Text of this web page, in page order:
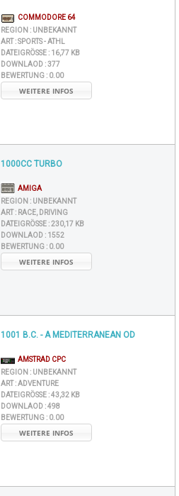
COMMODORE 64
REGION : UNBEKANNT
ART :SPORTS - ATHL
DATEIGRÖSSE : 16,77 KB
DOWNLAOD :377
BEWERTUNG : 0.00
WEITERE INFOS
1000CC TURBO
AMIGA
REGION : UNBEKANNT
ART : RACE, DRIVING
DATEIGRÖSSE : 230,17 KB
DOWNLAOD : 1552
BEWERTUNG : 0.00
WEITERE INFOS
1001 B.C. - A MEDITERRANEAN OD
AMSTRAD CPC
REGION : UNBEKANNT
ART :ADVENTURE
DATEIGRÖSSE : 43,32 KB
DOWNLAOD :498
BEWERTUNG : 0.00
WEITERE INFOS